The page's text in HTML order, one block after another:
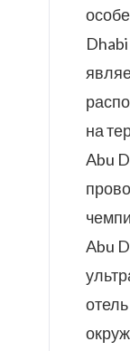
на
Abu
Abu